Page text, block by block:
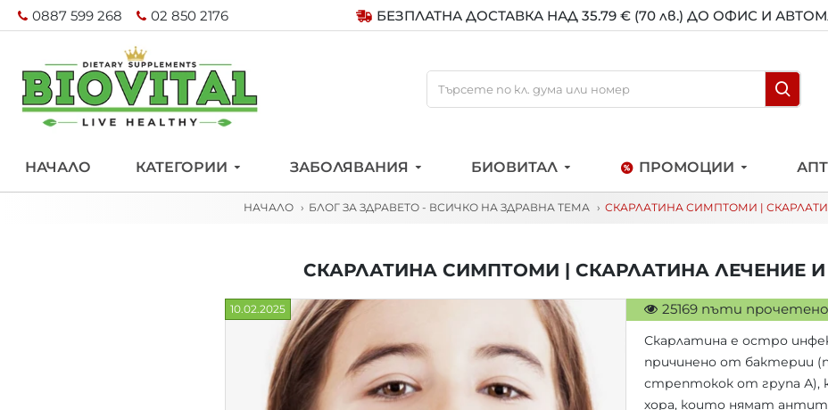
0887 599 268 02 850 2176 БЕЗПЛАТНА ДОСТАВКА НАД 35.79 € (70 лв.) ДО ОФИС И
НАЧАЛО КАТЕГОРИИ ЗАБОЛЯВАНИЯ БИОВИТАЛ ПРОМОЦИИ
НАЧАЛО БЛОГ ЗА ЗДРАВЕТО - ВСИЧКО НА ЗДРАВНА ТЕМА СКАРЛАТИНА СИМПТОМИ |
СКАРЛАТИНА СИМПТОМИ | СКАРЛАТИНА ЛЕЧЕНИЕ
10.02.2025 25169 пъти прочетено
Скарлатина е остро
причинено от бактерии
стрептокок от група А),
хора, които нямат